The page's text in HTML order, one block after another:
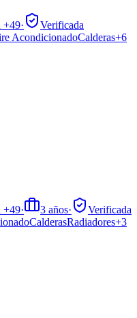
+49·
Verificada
AcondicionadoCalderas+6
+49· 3 años·
Verificada
CalderasRadiadores+3